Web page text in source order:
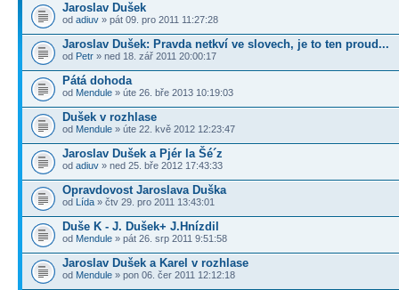
Jaroslav Dušek
od adiuv » pát 09. pro 2011 11:27:28
Jaroslav Dušek: Pravda netkví ve slovech, je to ten proud...
od Petr » ned 18. zář 2011 20:00:17
Pátá dohoda
od Mendule » úte 26. bře 2013 10:19:03
Dušek v rozhlase
od Mendule » úte 22. kvě 2012 12:23:47
Jaroslav Dušek a Pjér la Šé´z
od adiuv » ned 25. bře 2012 17:43:33
Opravdovost Jaroslava Duška
od Lída » čtv 29. pro 2011 13:43:01
Duše K - J. Dušek+ J.Hnízdil
od Mendule » pát 26. srp 2011 9:51:58
Jaroslav Dušek a Karel v rozhlase
od Mendule » pon 06. čer 2011 12:12:18